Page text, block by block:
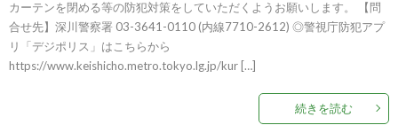
カーテンを閉める等の防犯対策をしていただくようお願いします。 【問
合せ先】深川警察署 03-3641-0110 (内線7710-2612) ◎警視庁防犯アプ
リ「デジポリス」はこちらから
https://www.keishicho.metro.tokyo.lg.jp/kur […]
続きを読む